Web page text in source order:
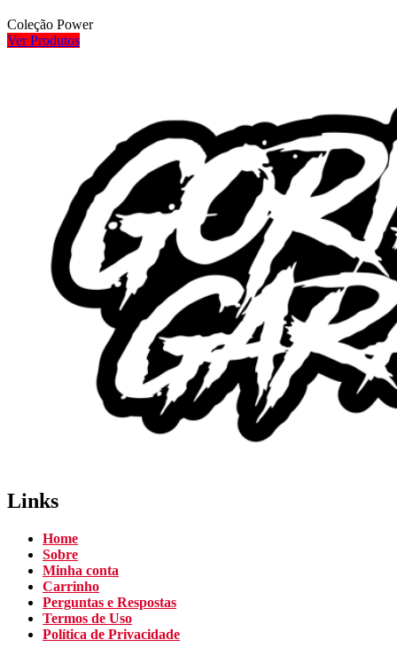
Coleção Power
Ver Produtos
Links
Home
Sobre
Minha conta
Carrinho
Perguntas e Respostas
Termos de Uso
Política de Privacidade